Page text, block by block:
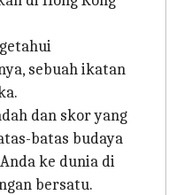
sebuah ikatan
dan skor yang
batas budaya
ke dunia di
bersatu.